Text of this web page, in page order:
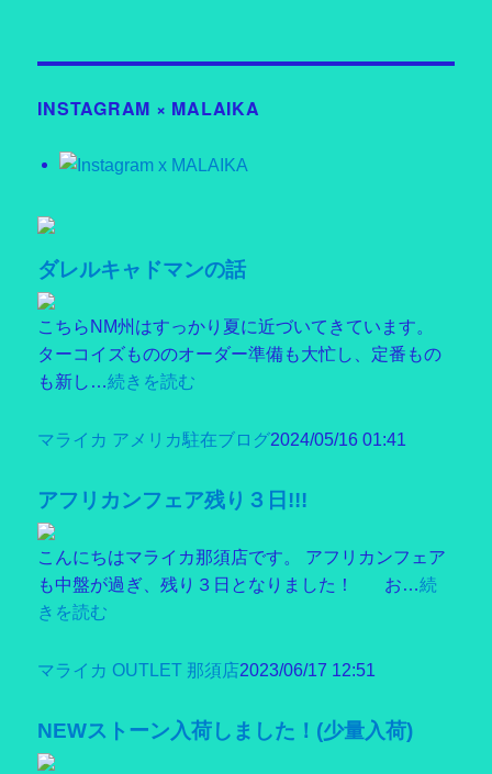
リ
INSTAGRAM × MALAIKA
ダレルキャドマンの話
こちらNM州はすっかり夏に近づいてきています。
ターコイズもののオーダー準備も大忙し、定番もの
も新し…続きを読む
マライカ アメリカ駐在ブログ2024/05/16 01:41
アフリカンフェア残り３日!!!
こんにちはマライカ那須店です。 アフリカンフェア
も中盤が過ぎ、残り３日となりました！ お…続
きを読む
マライカ OUTLET 那須店2023/06/17 12:51
NEWストーン入荷しました！(少量入荷)